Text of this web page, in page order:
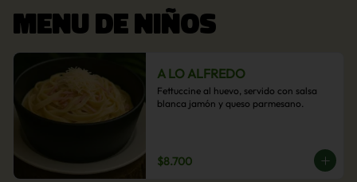
MENU DE NIÑOS
A LO ALFREDO
Fettuccine al huevo, servido con salsa
blanca jamón y queso parmesano.
$8.700